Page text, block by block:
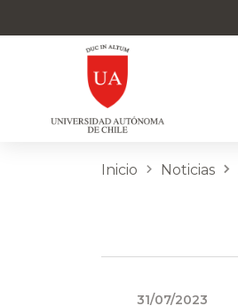
Inicio Noticias
31/07/2023